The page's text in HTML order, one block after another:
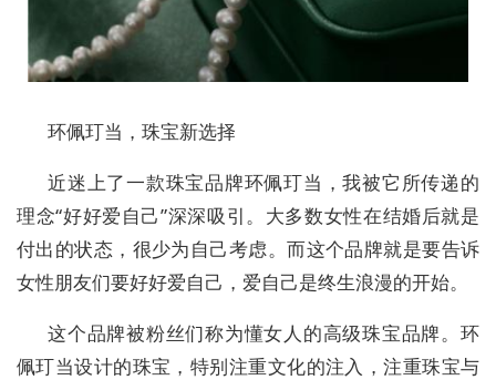
环佩玎当，珠宝新选择
近迷上了一款珠宝品牌环佩玎当，我被它所传递的
理念“好好爱自己”深深吸引。大多数女性在结婚后就是
付出的状态，很少为自己考虑。而这个品牌就是要告诉
女性朋友们要好好爱自己，爱自己是终生浪漫的开始。
这个品牌被粉丝们称为懂女人的高级珠宝品牌。环
佩玎当设计的珠宝，特别注重文化的注入，注重珠宝与